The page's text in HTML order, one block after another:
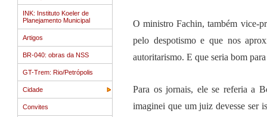
INK: Instituto Koeler de
Planejamento Municipal
Artigos
BR-040: obras da NSS
GT-Trem: Rio/Petrópolis
Cidade
Convites
O ministro Fachin, também vice-
pelo despotismo e que nos
autoritarismo. E que seria bom
Para os jornais, ele se referia a
imaginei que um juiz devesse ser